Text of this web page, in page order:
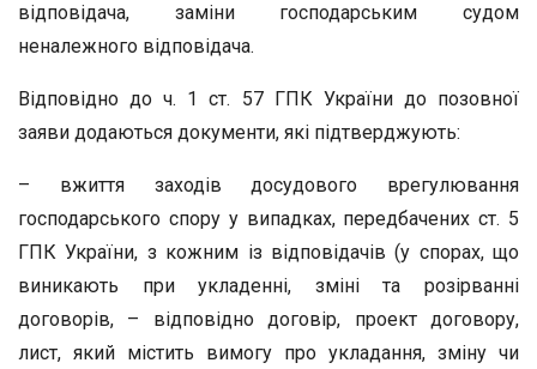
відповідача, заміни господарським судом
неналежного відповідача.
Відповідно до ч. 1 ст. 57 ГПК України до позовної
заяви додаються документи, які підтверджують:
– вжиття заходів досудового врегулювання
господарського спору у випадках, передбачених ст. 5
ГПК України, з кожним із відповідачів (у спорах, що
виникають при укладенні, зміні та розірванні
договорів, – відповідно договір, проект договору,
лист, який містить вимогу про укладання, зміну чи